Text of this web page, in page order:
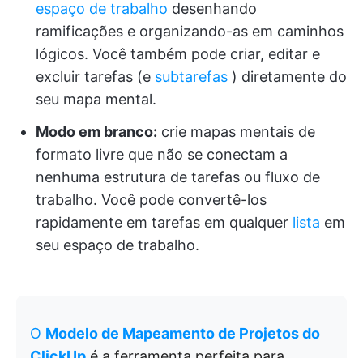
espaço de trabalho desenhando
ramificações e organizando-as em caminhos
lógicos. Você também pode criar, editar e
excluir tarefas (e subtarefas ) diretamente do
seu mapa mental.
Modo em branco: crie mapas mentais de
formato livre que não se conectam a
nenhuma estrutura de tarefas ou fluxo de
trabalho. Você pode convertê-los
rapidamente em tarefas em qualquer lista em
seu espaço de trabalho.
O Modelo de Mapeamento de Projetos do